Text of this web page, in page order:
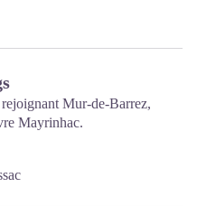
Mur-de-Barrez,
Mayrinhac.